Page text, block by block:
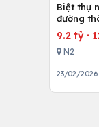
Biệt thự
đường
9.2 tỷ ·
N2
23/02/2026